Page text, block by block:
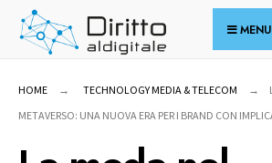
Skip
MENU
HOME TECHNOLOGY MEDIA & TELECOM
METAVERSO: UNA NUOVA ERA PER I BRAND CON